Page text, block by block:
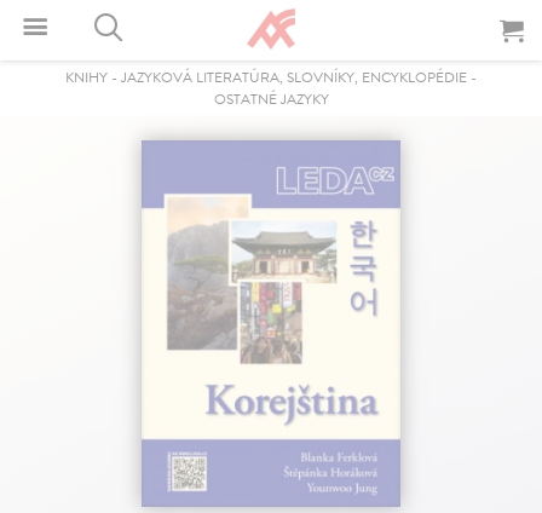
KNIHY - JAZYKOVÁ LITERATÚRA, SLOVNÍKY, ENCYKLOPÉDIE -
OSTATNÉ JAZYKY